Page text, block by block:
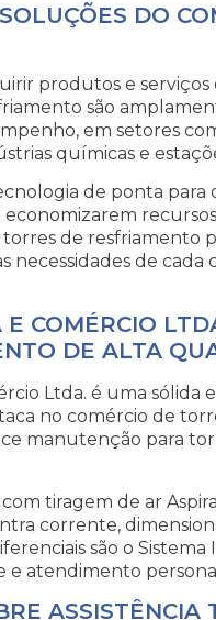
DO
produtos e
são
em setores
químicas e
de ponta para
torres de resfriamento
necessidades de
COMÉRCIO
DE ALTA
Ltda. é uma sólida
no comércio de
manutenção para
tiragem de ar
corrente,
são o Sistema
e atendimento
ASSISTÊNCIA